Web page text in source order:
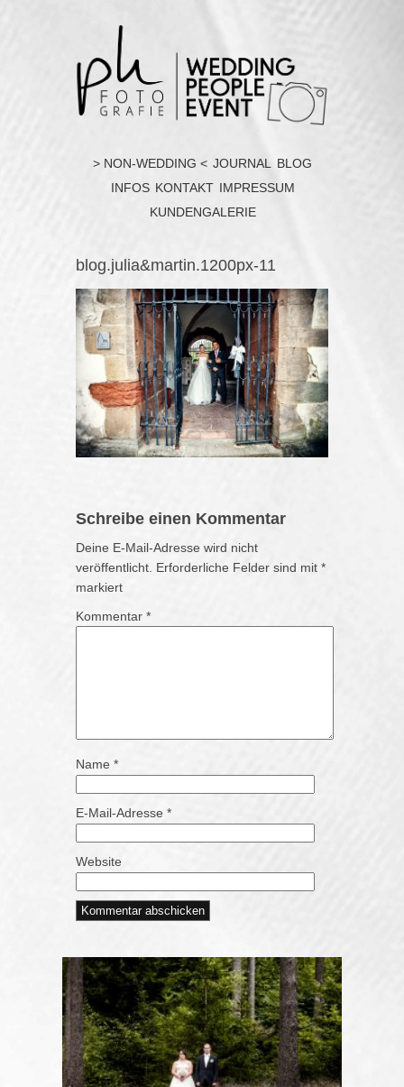
> NON-WEDDING < JOURNAL BLOG
INFOS KONTAKT IMPRESSUM
KUNDENGALERIE
blog.julia&martin.1200px-11
Schreibe einen Kommentar
Deine E-Mail-Adresse wird nicht
veröffentlicht. Erforderliche Felder sind mit *
markiert
Kommentar *
Name *
E-Mail-Adresse *
Website